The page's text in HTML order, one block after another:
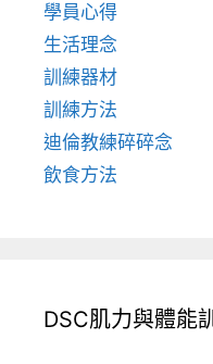
學員心得
生活理念
訓練器材
訓練方法
迪倫教練碎碎念
飲食方法
DSC肌力與體能